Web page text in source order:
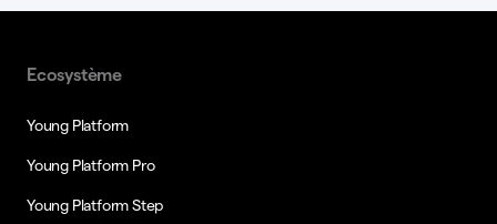
Ecosystème
Young Platform
Young Platform Pro
Young Platform Step